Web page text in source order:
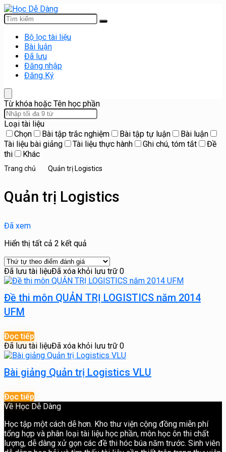
Bộ lọc tài liệu
Bài luận
Đã lưu
Đăng nhập
Đăng Ký
Từ khóa hoặc Tên học phần
Loại tài liệu
Chọn
Bài tập trắc nghiệm Bài tập tự luận
Bài luận
Tài liệu bài giảng
Tài liệu thực hành Ghi chú, tóm tắt
Đề
thi
Khác
Trang chủ Quản trị Logistics
Quản trị Logistics
Đã xem
Hiển thị tất cả 2 kết quả
theo
xếp
trung
Đã lưu tài liệuĐã xóa khỏi lưu trữ 0
Đề thi môn QUẢN TRỊ LOGISTICS năm 2014
UFM
Đọc tiếp
Đã lưu tài liệuĐã xóa khỏi lưu trữ 0
Bài giảng Quản trị Logistics VLU
Đọc tiếp
Về Học Dễ Dàng
Học tập một cách dễ hơn. Kho thư viện cộng đồng miễn phí
tổng hợp và phân loại tài liệu học phần, môn học ôn thi chất
lượng, dễ dàng xử gọn các đề thi hóc búa năm trước. Sinh viên